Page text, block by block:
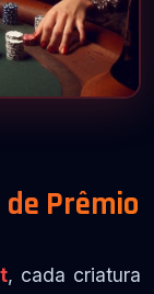
de Prêmio
, cada criatura